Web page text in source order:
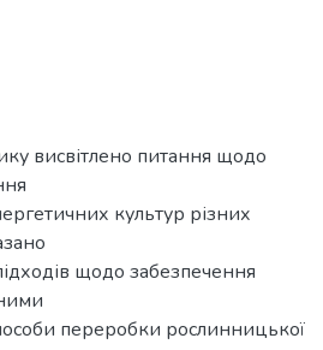
висвітлено питання щодо
культур різних
щодо забезпечення
переробки рослинницької